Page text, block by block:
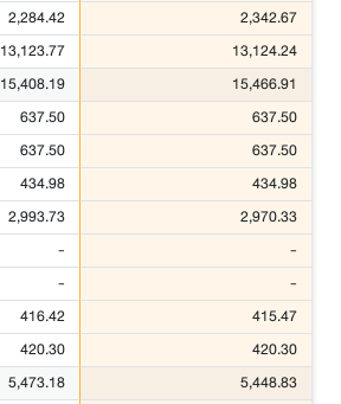
2,284.42 2,342.67
13,123.77 13,124.24
15,408.19 15,466.91
637.50 637.50
637.50 637.50
434.98 434.98
2,993.73 2,970.33
- -
- -
416.42 415.47
420.30 420.30
5,473.18
5,448.83